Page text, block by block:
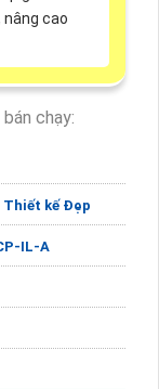
cao
chạy:
Thiết kế Đẹp
IL-A